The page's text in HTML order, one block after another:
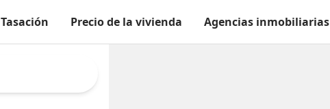
Tasación Precio de la vivienda Agencias inmobiliarias